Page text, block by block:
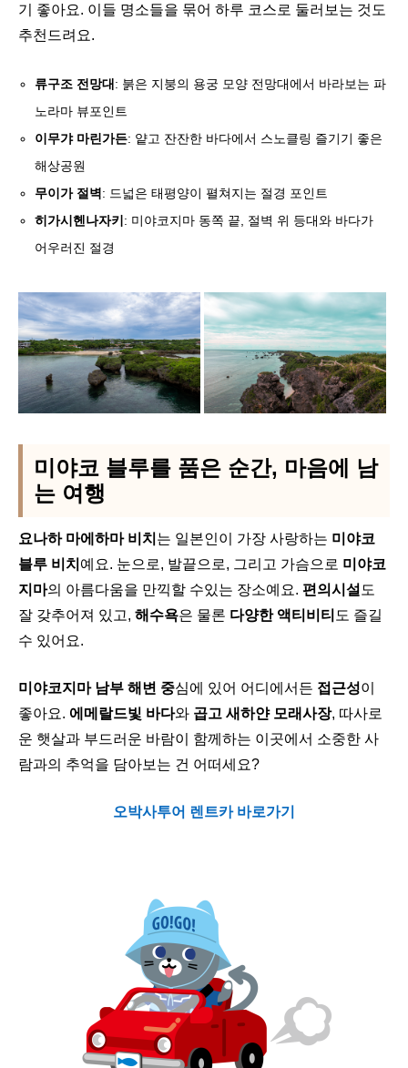
기 좋아요. 이들 명소들을 묶어 하루 코스로 둘러보는 것도
추천드려요.
류구조 전망대 : 붉은 지붕의 용궁 모양 전망대에서 바라보는 파
노라마 뷰포인트
이무갸 마린가든: 얕고 잔잔한 바다에서 스노클링 즐기기 좋은
해상공원
무이가 절벽: 드넓은 태평양이 펼쳐지는 절경 포인트
히가시헨나자키 : 미야코지마 동쪽 끝, 절벽 위 등대와 바다가
어우러진 절경
미야코 블루를 품은 순간, 마음에 남
는 여행
요나하 마에하마 비치 는 일본인이 가장 사랑하는 미야코
블루 비치 예요. 눈으로, 발끝으로, 그리고 가슴으로 미야코
지마의 아름다움을 만끽할 수있는 장소예요. 편의시설 도
잘 갖추어져 있고, 해수욕은 물론 다양한 액티비티 도 즐길
수 있어요.
미야코지마 남부 해변 중심에 있어 어디에서든 접근성이
좋아요. 에메랄드빛 바다와 곱고 새하얀 모래사장, 따사로
운 햇살과 부드러운 바람이 함께하는 이곳에서 소중한 사
람과의 추억을 담아보는 건 어떠세요?
오박사투어 렌트카 바로가기